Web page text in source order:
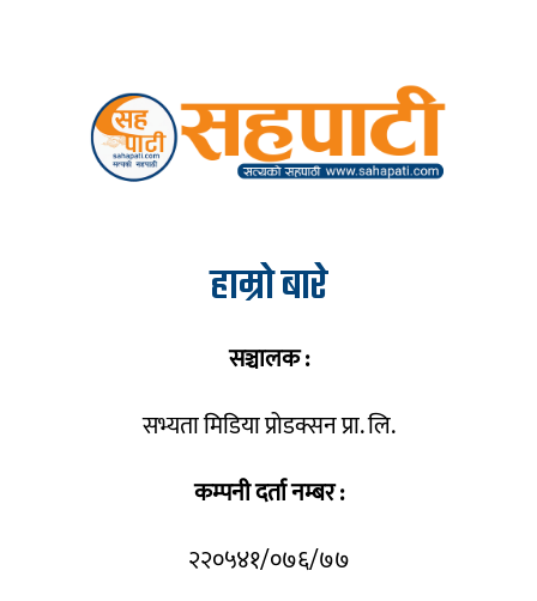
हाम्रो बारे
सञ्चालक :
सभ्यता मिडिया प्रोडक्सन प्रा. लि.
कम्पनी दर्ता नम्बर :
२२०५४१/०७६/७७